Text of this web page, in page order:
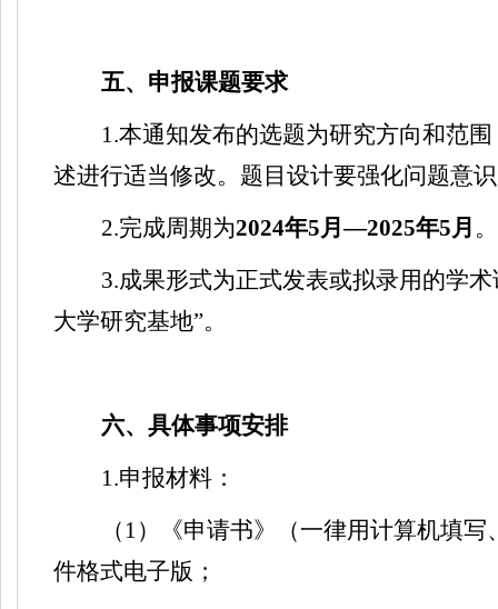
五、申报课题要求
1.本通知发布的选题为研究方向和范围
述进行适当修改。题目设计要强化问题意
2.完成周期为2024年5月—2025年5月 。
3.成果形式为正式发表或拟录用的学
大学研究基地”。
六、具体事项安排
1.申报材料：
（ 1）《申请书》（一律用计算机填写
件格式电子版；